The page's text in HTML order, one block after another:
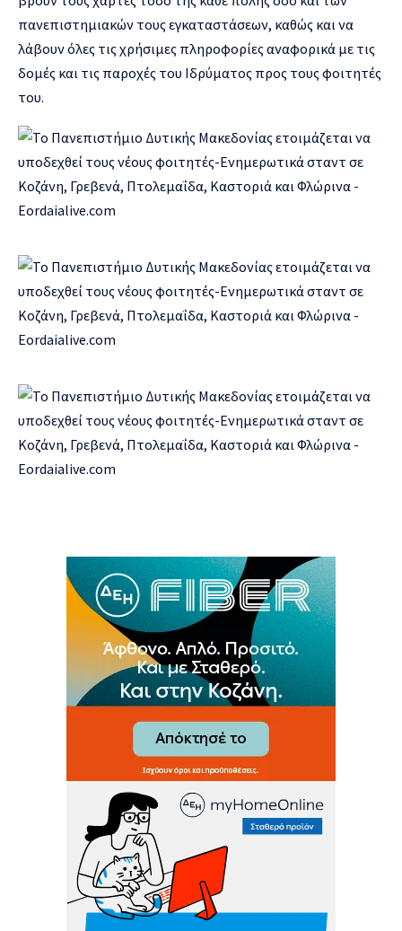
πανεπιστημιακών τους εγκαταστάσεων, καθώς και να
λάβουν όλες τις χρήσιμες πληροφορίες αναφορικά με τις
δομές και τις παροχές του Ιδρύματος προς τους φοιτητές
του.